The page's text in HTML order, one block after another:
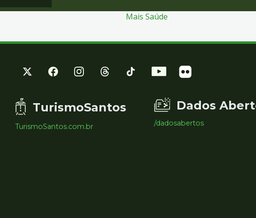
Mais Saúde
TurismoSantos
TurismoSantos.com.br
Dados
/dadosabertos